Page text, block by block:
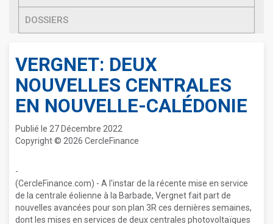
DOSSIERS
VERGNET: DEUX
NOUVELLES CENTRALES
EN NOUVELLE-CALÉDONIE
Publié le 27 Décembre 2022
Copyright © 2026 CercleFinance
-
(CercleFinance.com) - A l'instar de la récente mise en service
de la centrale éolienne à la Barbade, Vergnet fait part de
nouvelles avancées pour son plan 3R ces dernières semaines,
dont les mises en services de deux centrales photovoltaïques